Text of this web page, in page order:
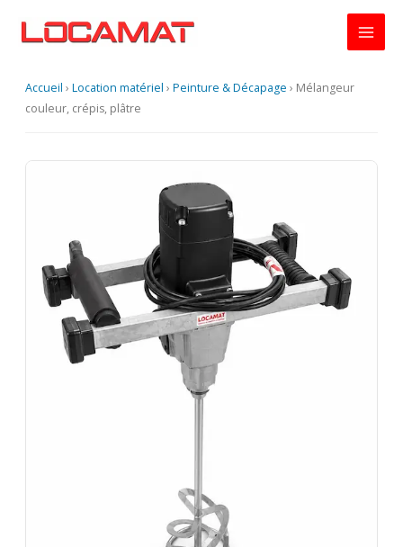
Accueil › Location matériel › Peinture & Décapage › Mélangeur
couleur, crépis, plâtre